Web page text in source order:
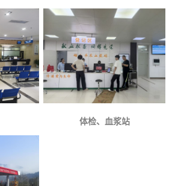
体检、血浆站